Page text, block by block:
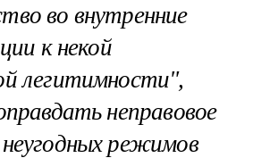
во внутренние
к некой
легитимности",
неправовое
режимов